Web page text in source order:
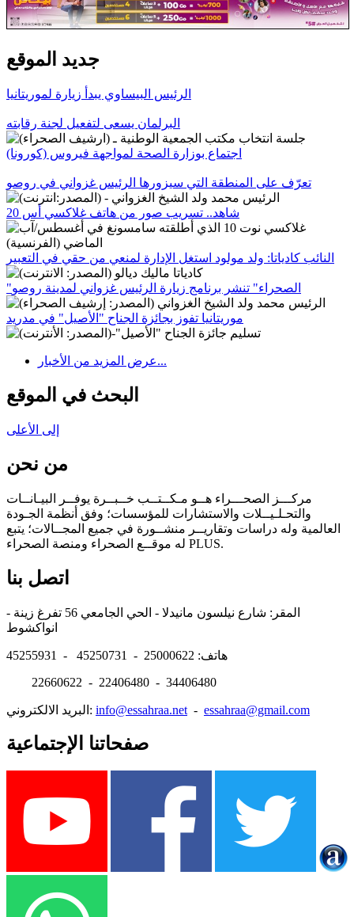
جديد الموقع
الرئيس البيساوي يبدأ زيارة لموريتانيا
البرلمان يسعى لتفعيل لجنة رقابته
اجتماع بوزارة الصحة لمواجهة فيروس (كورونا)
تعرّف على المنطقة التي سيزورها الرئيس غزواني في روصو
شاهد.. تسريب صور من هاتف غلاكسي أس 20
النائب كادياتا: ولد مولود استغل الإدارة لمنعي من حقي في التعبير
"الصحراء" تنشر برنامج زيارة الرئيس غزواني لمدينة روصو
موريتانيا تفوز بجائزة الجناح "الأصيل" في مدريد
عرض المزيد من الأخبار...
البحث في الموقع
إلى الأعلى
من نحن
مركـــز الصحـــراء هــو مـكــتــب خــبــرة يوفــر البيـانــات
والتحـلـيــلات والاستشارات للمؤسسات؛ وفق أنظمة الجـودة
العالمية وله دراسات وتقاريــر منشــورة في جميع المجــالات؛ يتبع
له موقــع الصحراء ومنصة الصحراء PLUS.
اتصل بنا
المقر: شارع نيلسون مانيدلا - الحي الجامعي 56 تفرغ زينة -
هاتف: 25000622 - 45250731 - 45255931
22660622 - 22406480 - 34406480
البريد الالكتروني: info@essahraa.net - essahraa@gmail.com
صفحاتنا الإجتماعية